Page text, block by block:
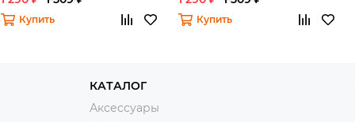
Купить Купить
КАТАЛОГ
Аксессуары